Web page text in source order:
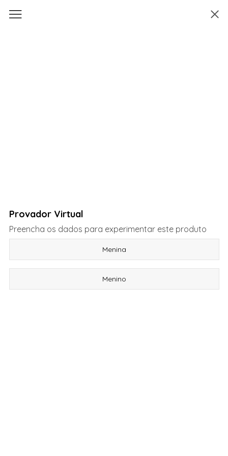
Provador Virtual
Preencha os dados para experimentar este produto
Menina
Menino